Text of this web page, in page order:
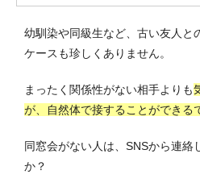
幼馴染や同級生など、古い友人と
ケースも珍しくありません。
まったく関係性がない相手よりも
が、自然体で接することができる
同窓会がない人は、SNSから連絡
か？